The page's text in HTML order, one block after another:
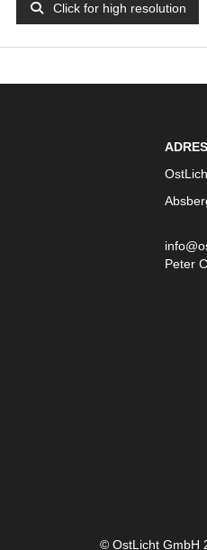
Click for high resolution
Peter
© OstLicht GmbH